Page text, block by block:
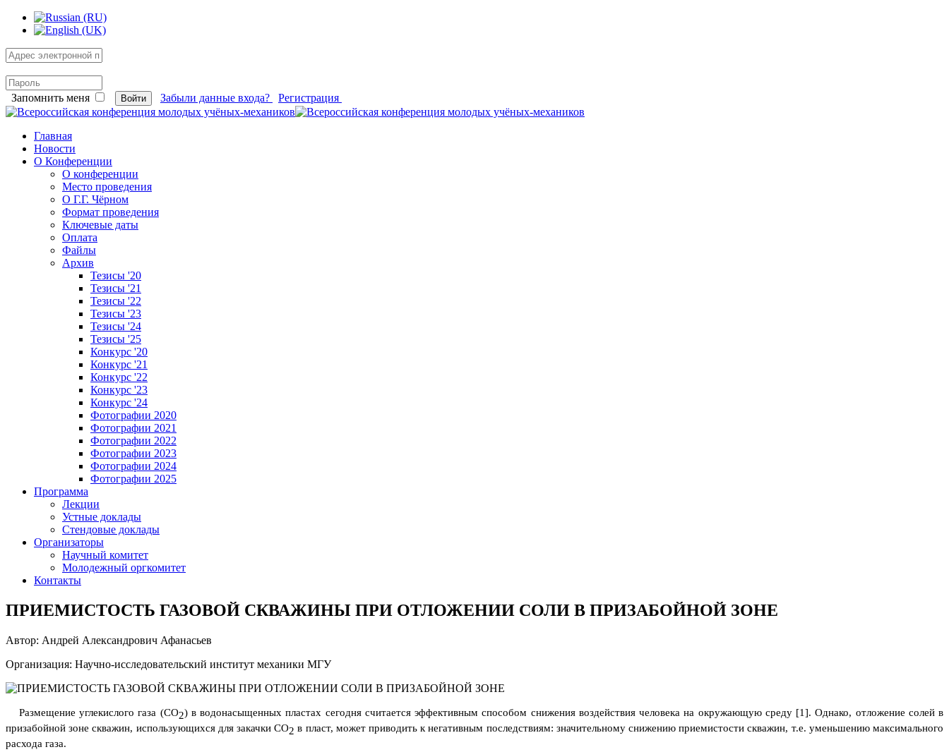
Запомнить меня Войти Забыли данные входа? Регистрация
Главная
Новости
О Конференции
О конференции
Место проведения
О Г.Г. Чёрном
Формат проведения
Ключевые даты
Оплата
Файлы
Архив
Тезисы '20
Тезисы '21
Тезисы '22
Тезисы '23
Тезисы '24
Тезисы '25
Конкурс '20
Конкурс '21
Конкурс '22
Конкурс '23
Конкурс '24
Фотографии 2020
Фотографии 2021
Фотографии 2022
Фотографии 2023
Фотографии 2024
Фотографии 2025
Программа
Лекции
Устные доклады
Стендовые доклады
Организаторы
Научный комитет
Молодежный оргкомитет
Контакты
ПРИЕМИСТОСТЬ ГАЗОВОЙ СКВАЖИНЫ ПРИ ОТЛОЖЕНИИ СОЛИ В ПРИЗАБОЙНОЙ ЗОНЕ
Автор: Андрей Александрович Афанасьев
Организация: Научно-исследовательский институт механики МГУ
Размещение углекислого газа (CO2) в водонасыщенных пластах сегодня считается эффективным способом снижения воздействия человека на окружающую среду [1]. Однако, отложение солей в
призабойной зоне скважин, использующихся для закачкиCO2 в пласт, может приводить к негативным последствиям: значительному снижению приемистости скважин, т.е. уменьшению максимального
расхода газа.